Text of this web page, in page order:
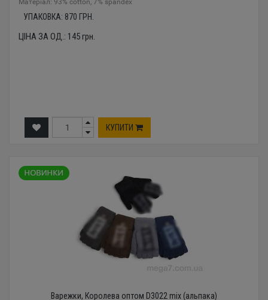
Mатеріал: 93% cotton, 7% spandex
УПАКОВКА: 870 ГРН.
ЦІНА ЗА ОД.: 145грн.
КУПИТИ
Варежки, Королева оптом D3022 mix (альпака)